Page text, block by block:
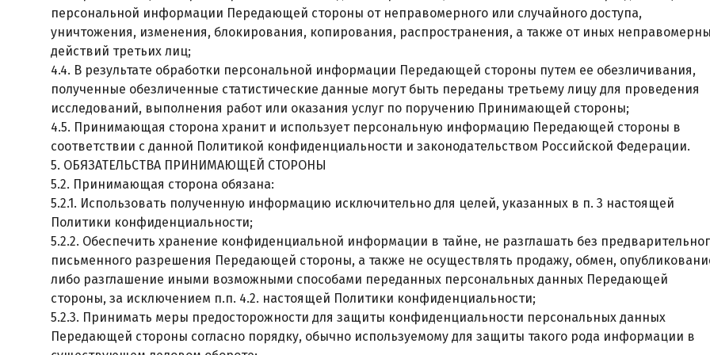
персональной информации Передающей стороны от неправомерного или случайного доступа,
уничтожения, изменения, блокирования, копирования, распространения, а также от иных
действий третьих лиц;
4.4. В результате обработки персональной информации Передающей стороны путем ее обезличивания,
полученные обезличенные статистические данные могут быть переданы третьему лицу для проведения
исследований, выполнения работ или оказания услуг по поручению Принимающей стороны;
4.5. Принимающая сторона хранит и использует персональную информацию Передающей стороны в
соответствии с данной Политикой конфиденциальности и законодательством Российской Федерации.
5. ОБЯЗАТЕЛЬСТВА ПРИНИМАЮЩЕЙ СТОРОНЫ
5.2. Принимающая сторона обязана:
5.2.1. Использовать полученную информацию исключительно для целей, указанных в п. 3 настоящей
Политики конфиденциальности;
5.2.2. Обеспечить хранение конфиденциальной информации в тайне, не разглашать без
письменного разрешения Передающей стороны, а также не осуществлять продажу, обмен,
либо разглашение иными возможными способами переданных персональных данных Передающей
стороны, за исключением п.п. 4.2. настоящей Политики конфиденциальности;
5.2.3. Принимать меры предосторожности для защиты конфиденциальности персональных данных
Передающей стороны согласно порядку, обычно используемому для защиты такого рода информации в